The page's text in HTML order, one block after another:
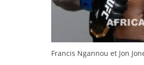
Francis Ngannou et Jon